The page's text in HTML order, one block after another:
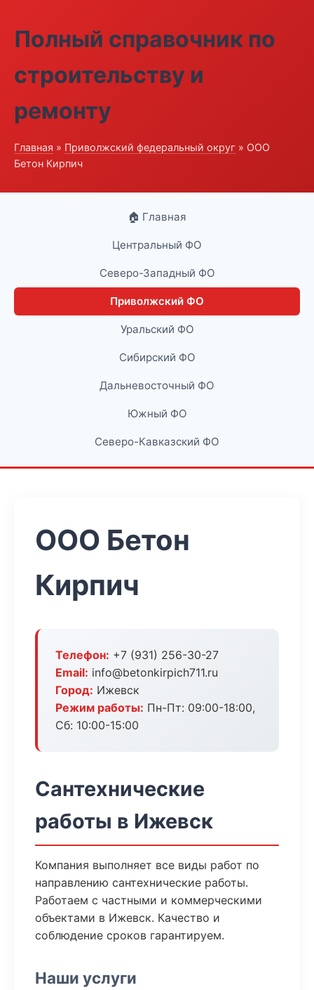
Полный справочник по
строительству и
ремонту
Главная » Приволжский федеральный округ » ООО
Бетон Кирпич
🏠 Главная
Центральный ФО
Северо-Западный ФО
Приволжский ФО
Уральский ФО
Сибирский ФО
Дальневосточный ФО
Южный ФО
Северо-Кавказский ФО
ООО Бетон
Кирпич
Телефон: +7 (931) 256-30-27
Email: info@betonkirpich711.ru
Город: Ижевск
Режим работы: Пн-Пт: 09:00-18:00,
Сб: 10:00-15:00
Сантехнические
работы в Ижевск
Компания выполняет все виды работ по
направлению сантехнические работы.
Работаем с частными и коммерческими
объектами в Ижевск. Качество и
соблюдение сроков гарантируем.
Наши услуги